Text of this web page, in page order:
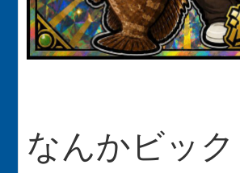
なんかビッ